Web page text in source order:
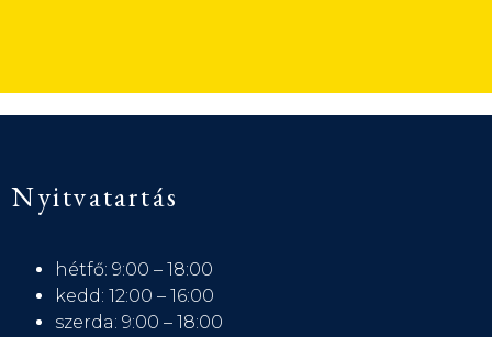
Nyitvatartás
hétfő: 9:00 – 18:00
kedd: 12:00 – 16:00
szerda: 9:00 – 18:00